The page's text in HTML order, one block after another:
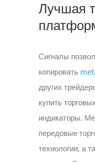
Лучшая
Сигналы
копировать
других
купить
индикаторы.
передовые
технологии, а